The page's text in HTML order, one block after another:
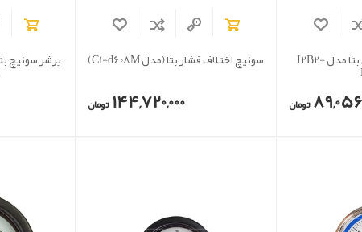
پرشر سوئیچ میلی باری بتا مدل I2B2-
تومان
سوئیچ اختلاف فشار بتا (مدل C1-d608M)
144,720,000 تومان